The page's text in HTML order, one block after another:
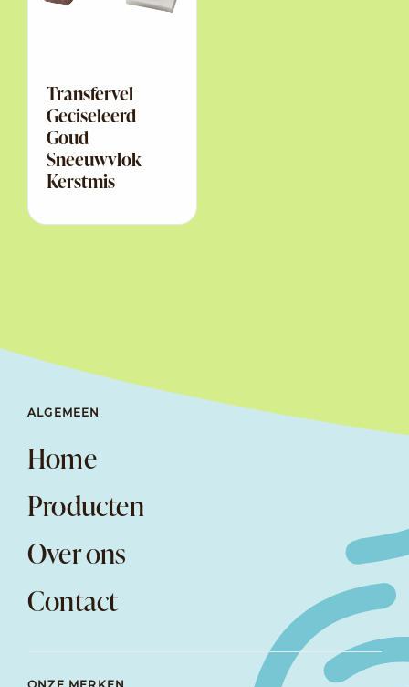
Transfervel
Geciseleerd
Goud
Sneeuwvlok
Kerstmis
ALGEMEEN
Home
Producten
Over ons
Contact